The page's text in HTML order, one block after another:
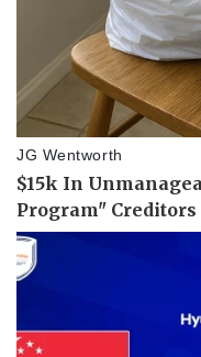
Tin nóng
Tư vấn luật